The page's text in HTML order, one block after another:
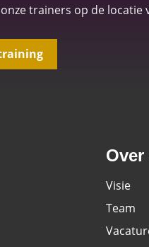
trainers op de locatie
Visie
Team